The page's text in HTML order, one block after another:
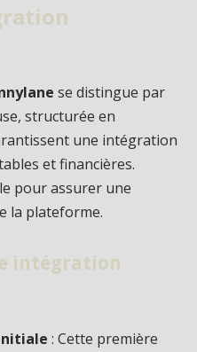
se distingue par
structurée en
une intégration
et financières.
pour assurer une
la plateforme.
intégration
: Cette première